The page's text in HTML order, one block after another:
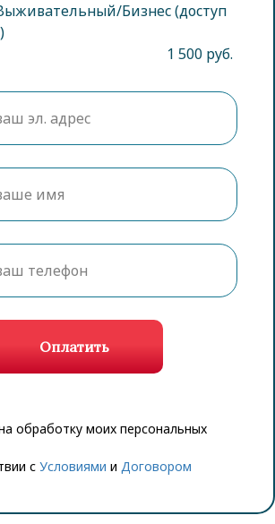
Бизнес (доступ
1 500 руб.
Оплатить
обработку моих персональных
с Условиями и Договором